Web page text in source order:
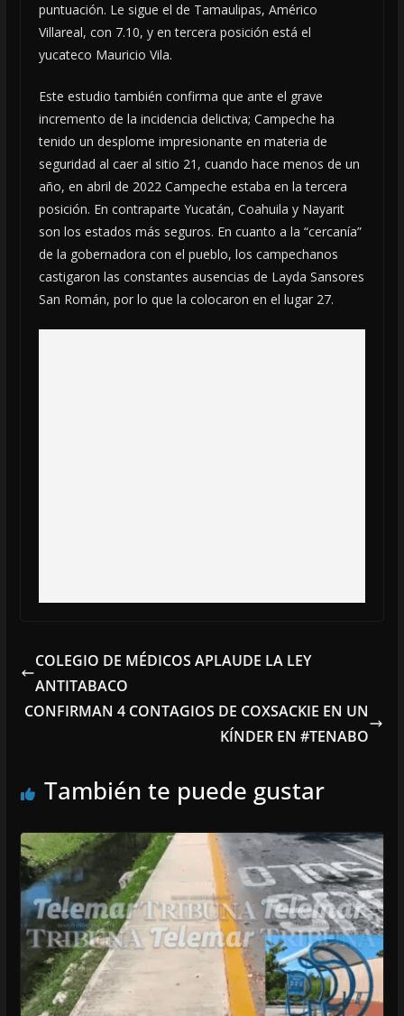
puntuación. Le sigue el de Tamaulipas, Américo
Villareal, con 7.10, y en tercera posición está el
yucateco Mauricio Vila.
Este estudio también confirma que ante el grave
incremento de la incidencia delictiva; Campeche ha
tenido un desplome impresionante en materia de
seguridad al caer al sitio 21, cuando hace menos de un
año, en abril de 2022 Campeche estaba en la tercera
posición. En contraparte Yucatán, Coahuila y Nayarit
son los estados más seguros. En cuanto a la “cercanía”
de la gobernadora con el pueblo, los campechanos
castigaron las constantes ausencias de Layda Sansores
San Román, por lo que la colocaron en el lugar 27.
COLEGIO DE MÉDICOS APLAUDE LA LEY
ANTITABACO
CONFIRMAN 4 CONTAGIOS DE COXSACKIE EN UN
KÍNDER EN #TENABO
También te puede gustar